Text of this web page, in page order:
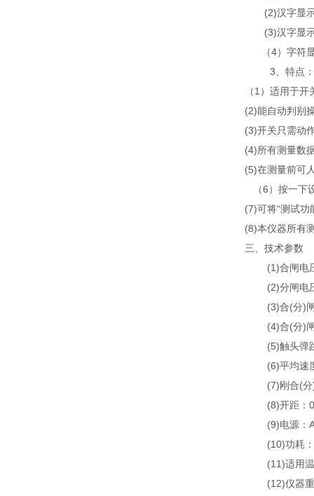
(2)汉字显示
(3)汉字显示
（4）字符显
3、特点
（1）适用于
(2)能自动判别
(3)开关只需动
(4)所有测量数
(5)在测量前可
（6）按一下
(7)可将“测试
(8)本仪器所有
三、技术参数
(1)合闸电压
(2)分闸电
(3)合(分)闸
(4)合(分)闸
(5)触头弹
(6)平均速度
(7)刚合(分)
(8)开距：0
(9)电源：
(10)功耗：
(11)适用温
(12)仪器重